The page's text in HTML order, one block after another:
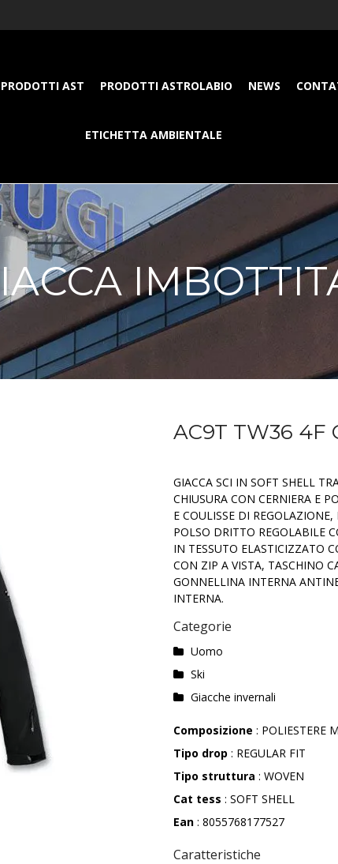
PRODOTTI AST PRODOTTI ASTROLABIO NEWS
ETICHETTA AMBIENTALE
AC9T TW36 4F
GIACCA SCI IN SOFT SHELL
CHIUSURA CON CERNIERA E
E COULISSE DI
POLSO DRITTO REGOLABILE
IN TESSUTO ELASTICIZZATO
CON ZIP A VISTA, TASCHINO
GONNELLINA INTERNA
INTERNA.
Categorie
Uomo
Ski
Giacche invernali
Composizione : POLIESTERE
Tipo drop : REGULAR FIT
Tipo struttura : WOVEN
Cat tess : SOFT SHELL
Ean : 8055768177527
Caratteristiche